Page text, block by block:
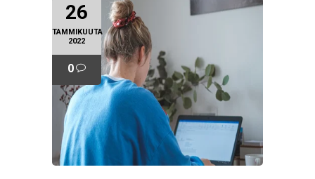
26
TAMMIKUUTA
2022
0